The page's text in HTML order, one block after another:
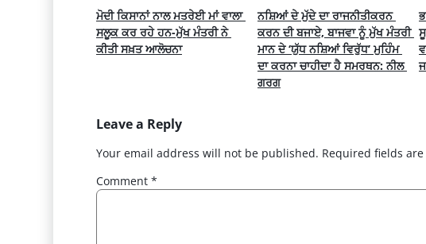
ਮੋਦੀ ਕਿਸਾਨਾਂ ਨਾਲ ਮਤਰੇਈ ਮਾਂ ਵਾਲਾ
ਸਲੂਕ ਕਰ ਰਹੇ ਹਨ-ਮੁੱਖ ਮੰਤਰੀ ਨੇ
ਕੀਤੀ ਸਖ਼ਤ ਆਲੋਚਨਾ
ਨਸ਼ਿਆਂ ਦੇ ਮੁੱਦੇ ਦਾ ਰਾਜਨੀਤੀਕਰਨ
ਕਰਨ ਦੀ ਬਜਾਏ, ਬਾਜਵਾ ਨੂੰ ਮੁੱਖ ਮੰਤਰੀ
ਮਾਨ ਦੇ ‘ਯੁੱਧ ਨਸ਼ਿਆਂ ਵਿਰੁੱਧ’ ਮੁਹਿੰਮ
ਦਾ ਕਰਨਾ ਚਾਹੀਦਾ ਹੈ ਸਮਰਥਨ: ਨੀਲ
ਗਰਗ
Leave a Reply
Your email address will not be published. Required fields
Comment *